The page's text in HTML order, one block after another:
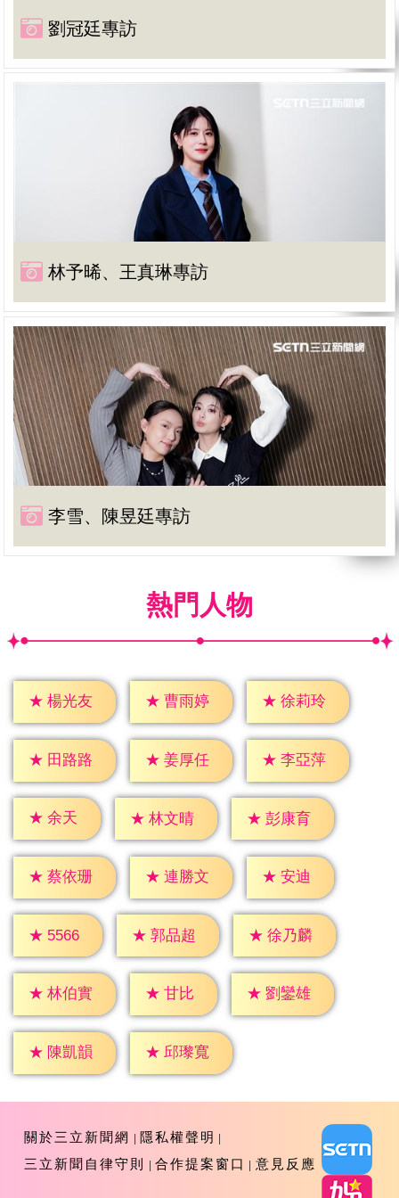
劉冠廷專訪
林予晞、王真琳專訪
李雪、陳昱廷專訪
熱門人物
★ 楊光友 ★ 曹雨婷 ★ 徐莉玲
★ 田路路 ★ 姜厚任 ★ 李亞萍
★ 余天 ★ 林文晴 ★ 彭康育
★ 蔡依珊 ★ 連勝文 ★ 安迪
★ 5566 ★ 郭品超 ★ 徐乃麟
★ 林伯實 ★ 甘比 ★ 劉鑾雄
★ 陳凱韻 ★ 邱瓈寬
關於三立新聞網
隱私權聲明
三立新聞自律守則
合作提案窗口 意見反應